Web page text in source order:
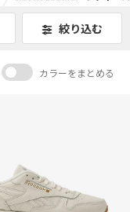
絞り込む
カラーをまとめる